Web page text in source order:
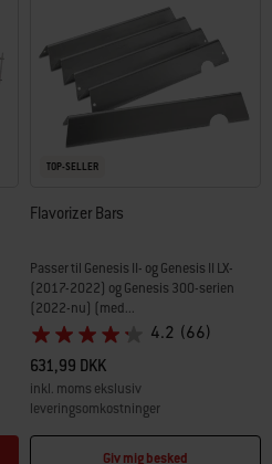
TOP-SELLER
Flavorizer Bars
Passer til Genesis II- og Genesis II LX-
(2017-2022) og Genesis 300-serien
(2022-nu) (med...
4.2 (66)
631,99 DKK
inkl. moms ekslusiv
leveringsomkostninger
Color Options
Giv mig besked